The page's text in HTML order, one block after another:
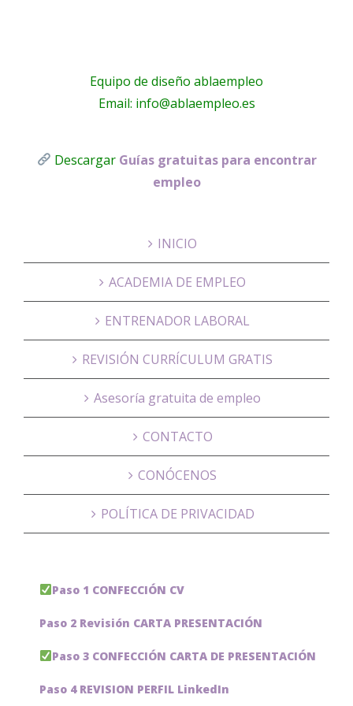
Equipo de diseño ablaempleo
Email: info@ablaempleo.es
Descargar Guías gratuitas para encontrar
empleo
INICIO
ACADEMIA DE EMPLEO
ENTRENADOR LABORAL
REVISIÓN CURRÍCULUM GRATIS
Asesoría gratuita de empleo
CONTACTO
CONÓCENOS
POLÍTICA DE PRIVACIDAD
Paso 1 CONFECCIÓN CV
Paso 2 Revisión CARTA PRESENTACIÓN
Paso 3 CONFECCIÓN CARTA DE PRESENTACIÓN
Paso 4 REVISION PERFIL LinkedIn